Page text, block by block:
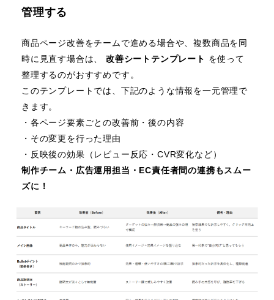
管理する
商品ページ改善をチームで進める場合や、複数商品を同
時に見直す場合は、 改善シートテンプレート を使って
整理するのがおすすめです。
このテンプレートでは、下記のような情報を一元管理で
きます。
・各ページ要素ごとの改善前・後の内容
・その変更を行った理由
・反映後の効果（レビュー反応・CVR変化など）
制作チーム・広告運用担当・EC責任者間の連携もスムー
ズに！